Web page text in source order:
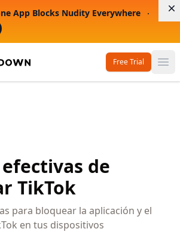
App Blocks Nudity Everywhere
Free Trial
de
TikTok
para bloquear la aplicación y el
en tus dispositivos